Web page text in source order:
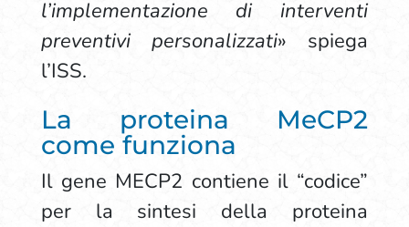
l’implementazione di interventi
preventivi personalizzati» spiega
l’ISS.
La proteina MeCP2
come funziona
Il gene MECP2 contiene il “codice”
per la sintesi della proteina